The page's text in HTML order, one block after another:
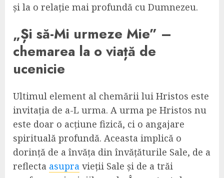
și la o relație mai profundă cu Dumnezeu.
„Și să-Mi urmeze Mie” –
chemarea la o viață de
ucenicie
Ultimul element al chemării lui Hristos este
invitația de a-L urma. A urma pe Hristos nu
este doar o acțiune fizică, ci o angajare
spirituală profundă. Aceasta implică o
dorință de a învăța din învățăturile Sale, de a
reflecta asupra vieții Sale și de a trăi